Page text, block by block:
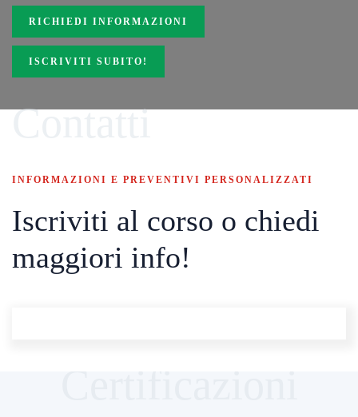
RICHIEDI INFORMAZIONI
ISCRIVITI SUBITO!
Contatti
INFORMAZIONI E PREVENTIVI PERSONALIZZATI
Iscriviti al corso o chiedi
maggiori info!
Certificazioni